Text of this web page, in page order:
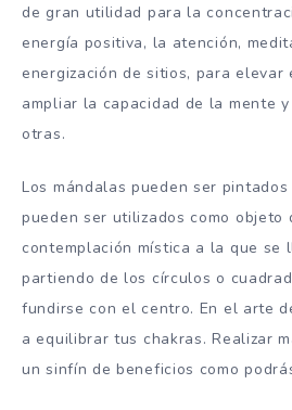
de gran utilidad para la
energía positiva, la atención,
energización de sitios, para elevar
ampliar la capacidad de la mente
otras.
Los mándalas pueden ser
pueden ser utilizados como objeto
contemplación mística a la que se
partiendo de los círculos o
fundirse con el centro. En el arte
a equilibrar tus chakras. Realizar
un sinfín de beneficios como